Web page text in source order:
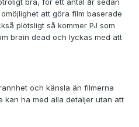
att göra film baserade
plötsligt så kommer PJ som
brain dead och lyckas med att
och känsla än filmerna
kan ha med alla detaljer utan att